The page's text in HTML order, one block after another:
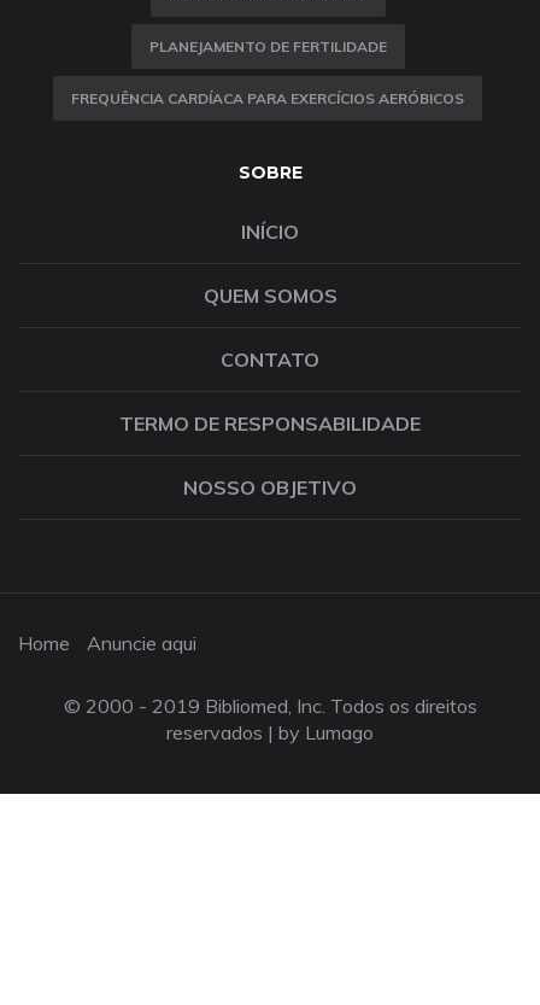
PLANEJAMENTO DE FERTILIDADE
FREQUÊNCIA CARDÍACA PARA EXERCÍCIOS AERÓBICOS
SOBRE
INÍCIO
QUEM SOMOS
CONTATO
TERMO DE RESPONSABILIDADE
NOSSO OBJETIVO
Home Anuncie aqui
© 2000 - 2019 Bibliomed, Inc. Todos os direitos
reservados | by Lumago